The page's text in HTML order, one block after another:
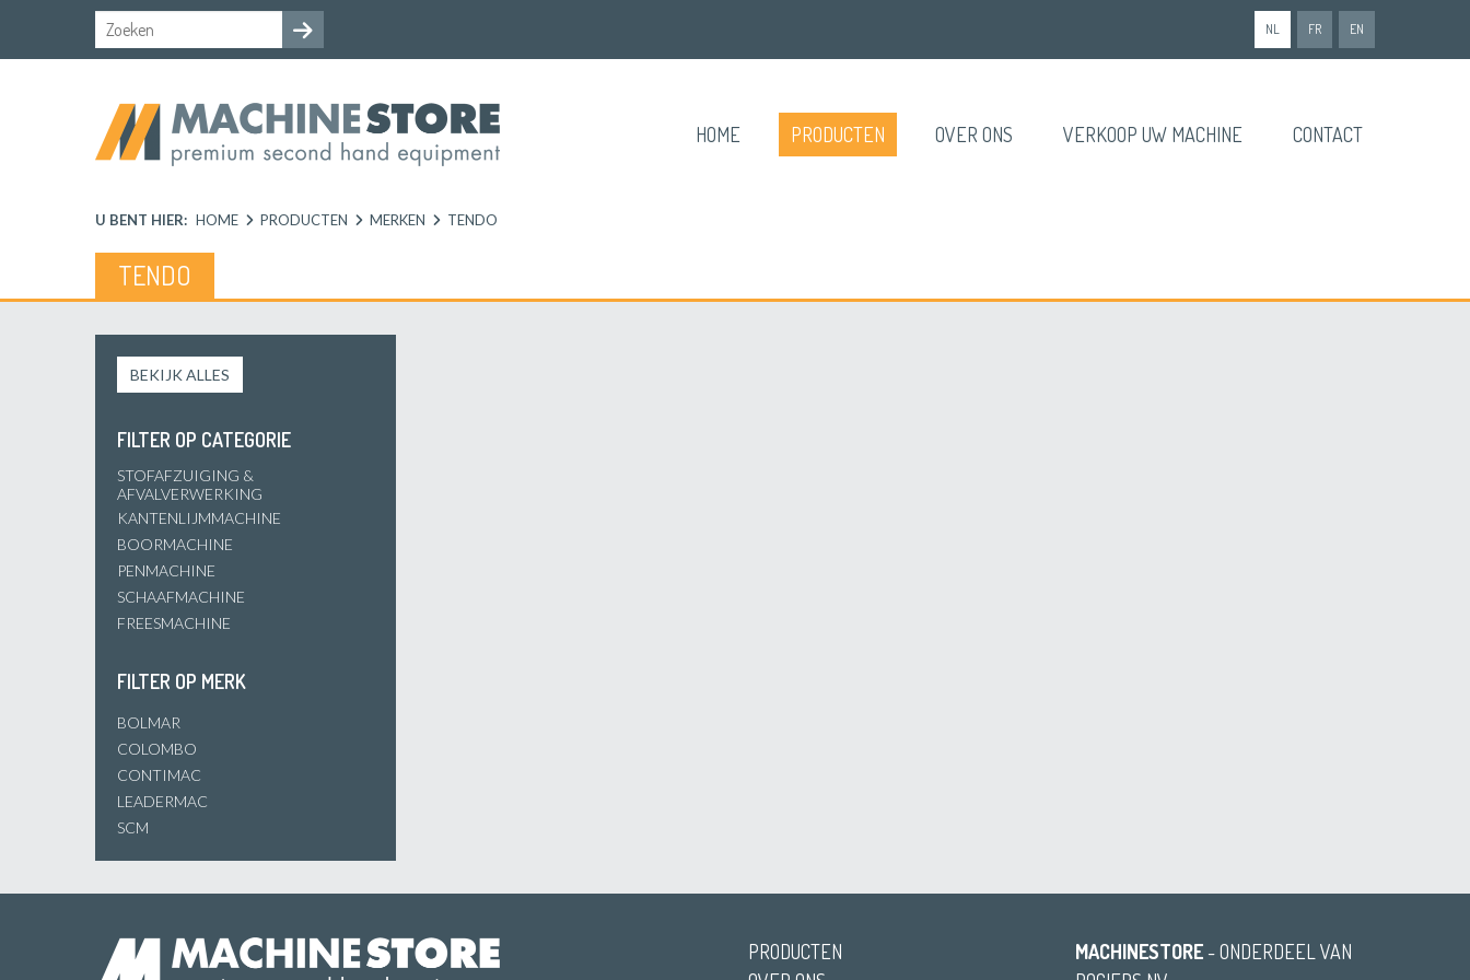
NL FR EN
HOME PRODUCTEN OVER ONS VERKOOP UW MACHINE CONTACT
U BENT HIER: HOME PRODUCTEN MERKEN TENDO
TENDO
BEKIJK ALLES
FILTER OP CATEGORIE
STOFAFZUIGING &
AFVALVERWERKING
KANTENLIJMMACHINE
BOORMACHINE
PENMACHINE
SCHAAFMACHINE
FREESMACHINE
FILTER OP MERK
BOLMAR
COLOMBO
CONTIMAC
LEADERMAC
SCM
PRODUCTEN
MACHINESTORE- ONDERDEEL VAN